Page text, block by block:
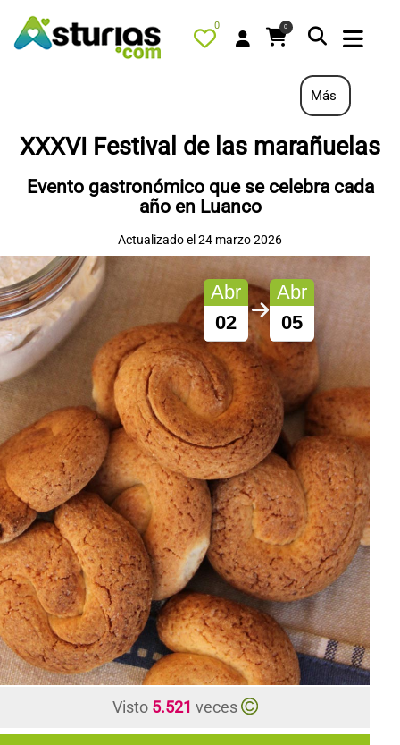
0 0
QUÉ HACER
RESTAURANTES
TURISMO ACTIVO
TIENDA
AGENDA
OFERTAS
CONTACTO
Más
XXXVI Festival de las marañuelas
Evento gastronómico que se celebra cada
año en Luanco
Actualizado el 24 marzo 2026
Abr
02
Abr
05
Visto 5.521 veces